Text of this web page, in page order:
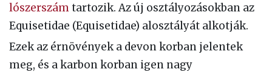
lószerszámtartozik. Az új osztályozásokban az
Equisetidae (Equisetidae) alosztályát alkotják.
Ezek az érnövények a devon korban jelentek
meg, és a karbon korban igen nagy